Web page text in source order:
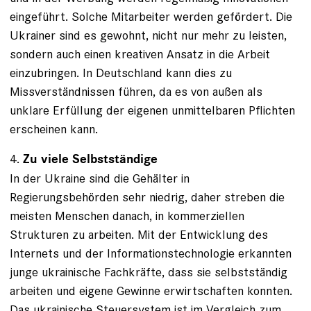
eingeführt. Solche Mitarbeiter werden gefördert. Die
Ukrainer sind es gewohnt, nicht nur mehr zu leisten,
sondern auch einen kreativen Ansatz in die Arbeit
einzubringen. In Deutschland kann dies zu
Missverständnissen führen, da es von außen als
unklare Erfüllung der eigenen unmittelbaren Pflichten
erscheinen kann.
4. Zu viele Selbstständige
In der Ukraine sind die Gehälter in
Regierungsbehörden sehr niedrig, daher streben die
meisten Menschen danach, in kommerziellen
Strukturen zu arbeiten. Mit der Entwicklung des
Internets und der Informationstechnologie erkannten
junge ukrainische Fachkräfte, dass sie selbstständig
arbeiten und eigene Gewinne erwirtschaften konnten.